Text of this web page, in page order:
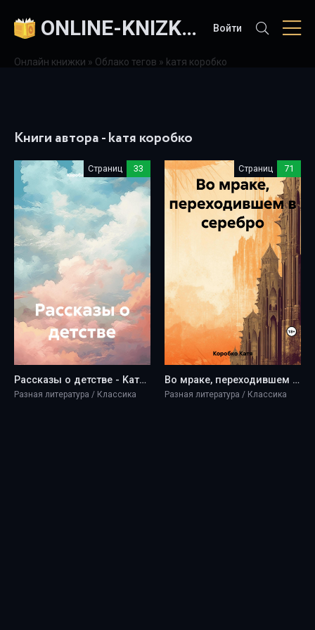
ONLINE-KNIZKI.COM Войти
Онлайн книжки » Облако тегов » kaтя коробко
Книги автора - kaтя коробко
Страниц 33
Рассказы о детстве - Kaтя Коробко
Разная литература / Классика
Страниц 71
Во мраке, переходившем в серебро - Kaтя Коробко
Разная литература / Классика